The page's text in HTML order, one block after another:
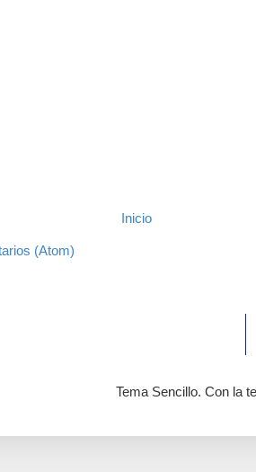
Inicio
(Atom)
Tema Sencillo. Con la